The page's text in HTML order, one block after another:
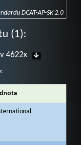
DCAT-AP-SK 2.0
(1):
4622x